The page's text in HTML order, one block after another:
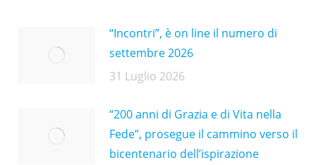
“Incontri”, è on line il numero di
settembre 2026
31 Luglio 2026
“200 anni di Grazia e di Vita nella
Fede”, prosegue il cammino verso il
bicentenario dell’ispirazione